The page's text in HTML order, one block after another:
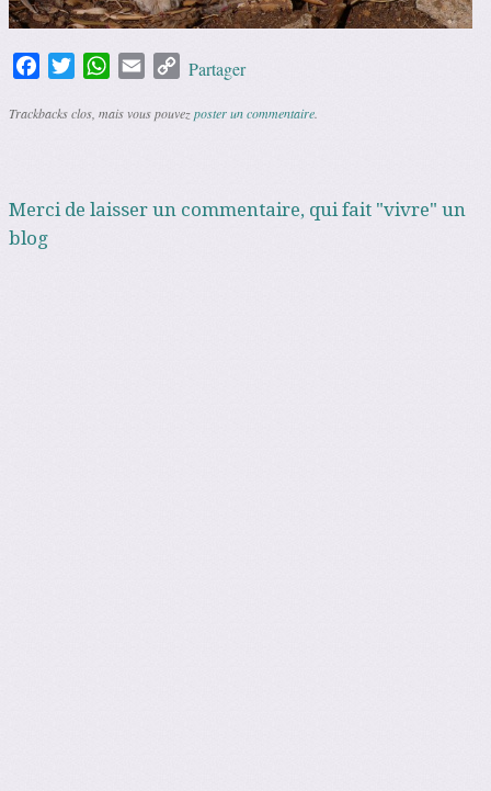
FacebookTwitterWhatsApp
Email Copy
Partager
Trackbacks clos, mais vous pouvezposter un commentaire
Merci de laisser un commentaire, qui fait "vivre" un
blog